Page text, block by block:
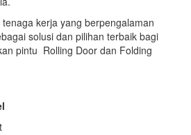
kerja yang berpengalaman
solusi dan pilihan terbaik bagi
pintu Rolling Door dan Folding